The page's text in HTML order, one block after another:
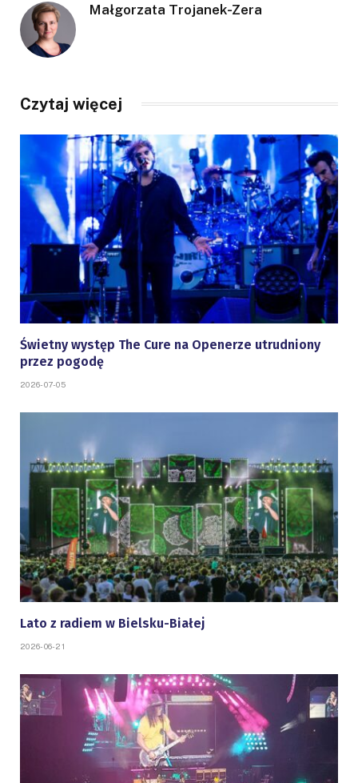
Małgorzata Trojanek-Zera
Czytaj więcej
Świetny występ The Cure na Openerze utrudniony
przez pogodę
2026-07-05
Lato z radiem w Bielsku-Białej
2026-06-21